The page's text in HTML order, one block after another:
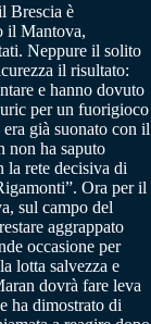
Brescia è
il Mantova,
Neppure il solito
il risultato:
e hanno dovuto
per un fuorigioco
già suonato con il
non ha saputo
la rete decisiva di
Ora per il
sul campo del
aggrappato
occasione per
lotta salvezza e
dovrà fare leva
ha dimostrato di